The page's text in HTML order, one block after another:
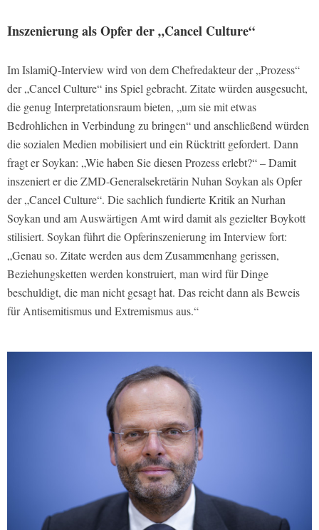
Inszenierung als Opfer der „Cancel Culture“
ImIslamiQ-Interview wird von dem Chefredakteur der „Prozess“
der „Cancel Culture“ ins Spiel gebracht. Zitate würden ausgesucht,
die genug Interpretationsraum bieten, „um sie mit etwas
Bedrohlichen in Verbindung zu bringen“ und anschließend würden
die sozialen Medien mobilisiert und ein Rücktritt gefordert. Dann
fragt er Soykan: „Wie haben Sie diesen Prozess erlebt?“ – Damit
inszeniert er die ZMD-Generalsekretärin Nuhan Soykan als Opfer
der „Cancel Culture“. Die sachlich fundierte Kritik an Nurhan
Soykan und am Auswärtigen Amt wird damit als gezielter Boykott
stilisiert. Soykan führt die Opferinszenierung im Interview fort:
„Genau so. Zitate werden aus dem Zusammenhang gerissen,
Beziehungsketten werden konstruiert, man wird für Dinge
beschuldigt, die man nicht gesagt hat. Das reicht dann als Beweis
für Antisemitismus und Extremismus aus.“